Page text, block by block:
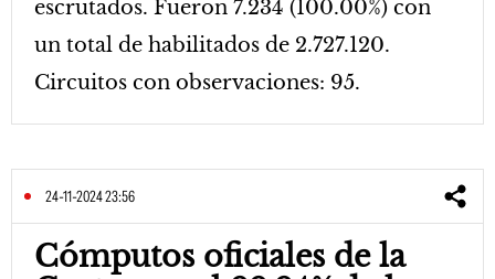
escrutados. Fueron 7.234 (100.00%) con
un total de habilitados de 2.727.120.
Circuitos con observaciones: 95.
24-11-2024 23:56
Cómputos oficiales de la